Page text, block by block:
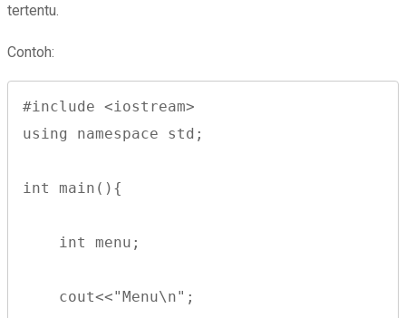
tertentu.
Contoh:
#include <iostream>
using namespace std;
int main(){
    int menu;
    cout<<"Menu\n";